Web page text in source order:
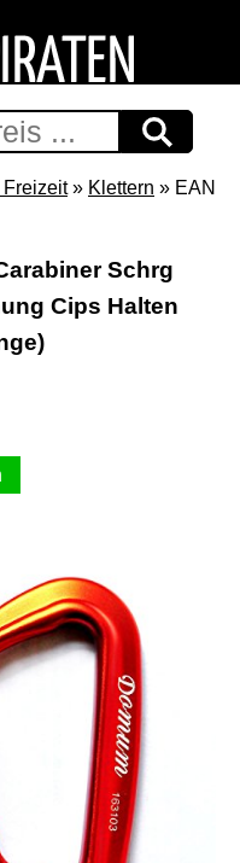
Freizeit» Klettern » EAN
Schrg
Cips Halten